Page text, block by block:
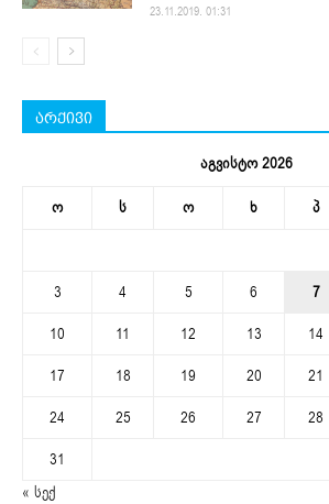
23.11.2019. 01:31
არქივი
აგვისტო 2026
ო ს ო ხ პ
3
4 5 6 7
10
11 12 13 14
17
18 19 20 21
24
25 26 27 28
31
« სექ